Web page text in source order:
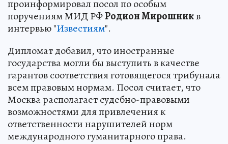
проинформировал посол по особым
поручениям МИД РФРодион Мирошникв
интервью "Известиям".
Дипломат добавил, что иностранные
государства могли бы выступить в качестве
гарантов соответствия готовящегося трибунала
всем правовым нормам. Посол считает, что
Москва располагает судебно-правовыми
возможностями для привлечения к
ответственности нарушителей норм
международного гуманитарного права.